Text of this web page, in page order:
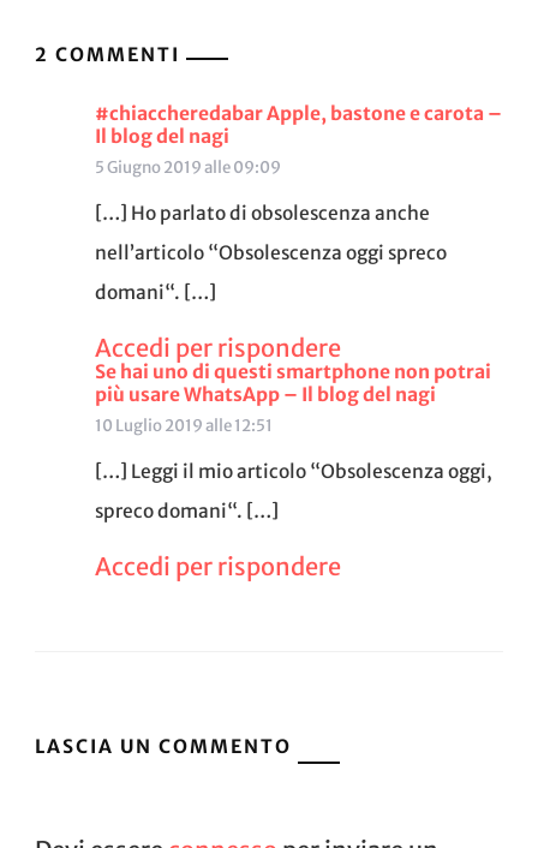
2 COMMENTI
#chiaccheredabar Apple, bastone e carota –
Il blog del nagi
5 Giugno 2019 alle 09:09
[…] Ho parlato di obsolescenza anche
nell’articolo “Obsolescenza oggi spreco
domani“. […]
Accedi per rispondere
Se hai uno di questi smartphone non potrai
più usare WhatsApp – Il blog del nagi
10 Luglio 2019 alle 12:51
[…] Leggi il mio articolo “Obsolescenza oggi,
spreco domani“. […]
Accedi per rispondere
LASCIA UN COMMENTO